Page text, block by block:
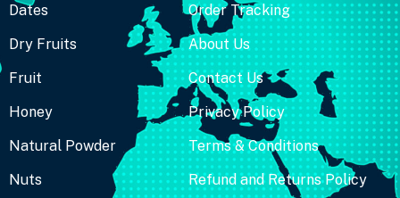
Dates
Dry Fruits
Fruit
Honey
Natural Powder
Nuts
Order Tracking
About Us
Contact Us
Privacy Policy
Terms & Conditions
Refund and Returns Policy